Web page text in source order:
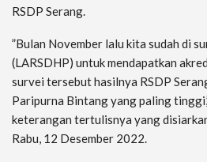
RSDP Serang.
”Bulan November lalu kita sudah di
(LARSDHP) untuk mendapatkan
survei tersebut hasilnya RSDP
Paripurna Bintang yang paling
keterangan tertulisnya yang
Rabu, 12 Desember 2022.